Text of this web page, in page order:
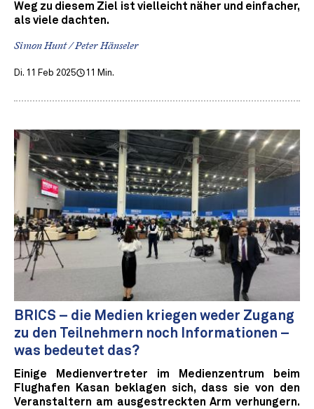
Weg zu diesem Ziel ist vielleicht näher und einfacher,
als viele dachten.
Simon Hunt / Peter Hänseler
Di. 11 Feb 2025 11 Min.
BRICS – die Medien kriegen weder Zugang
zu den Teilnehmern noch Informationen –
was bedeutet das?
Einige Medienvertreter im Medienzentrum beim
Flughafen Kasan beklagen sich, dass sie von den
Veranstaltern am ausgestreckten Arm verhungern.